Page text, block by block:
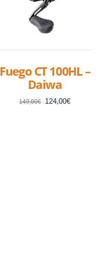
Fuego CT 100HL –
Daiwa
149,00€
Le
124,00€Le